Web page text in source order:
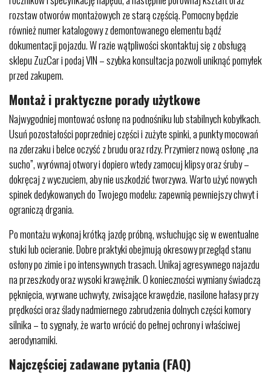
rozstaw otworów montażowych ze starą częścią. Pomocny będzie
również numer katalogowy z demontowanego elementu bądź
dokumentacji pojazdu. W razie wątpliwości skontaktuj się z obsługą
sklepu ZuzCar i podaj VIN – szybka konsultacja pozwoli uniknąć pomyłek
przed zakupem.
Montaż i praktyczne porady użytkowe
Najwygodniej montować osłonę na podnośniku lub stabilnych kobyłkach.
Usuń pozostałości poprzedniej części i zużyte spinki, a punkty mocowań
na zderzaku i belce oczyść z brudu oraz rdzy. Przymierz nową osłonę „na
sucho”, wyrównaj otwory i dopiero wtedy zamocuj klipsy oraz śruby –
dokręcaj z wyczuciem, aby nie uszkodzić tworzywa. Warto użyć nowych
spinek dedykowanych do Twojego modelu; zapewnią pewniejszy chwyt i
ograniczą drgania.
Po montażu wykonaj krótką jazdę próbną, wsłuchując się w ewentualne
stuki lub ocieranie. Dobre praktyki obejmują okresowy przegląd stanu
osłony po zimie i po intensywnych trasach. Unikaj agresywnego najazdu
na przeszkody oraz wysoki krawężnik. O konieczności wymiany świadczą
pęknięcia, wyrwane uchwyty, zwisające krawędzie, nasilone hałasy przy
prędkości oraz ślady nadmiernego zabrudzenia dolnych części komory
silnika – to sygnały, że warto wrócić do pełnej ochrony i właściwej
aerodynamiki.
Najczęściej zadawane pytania (FAQ)